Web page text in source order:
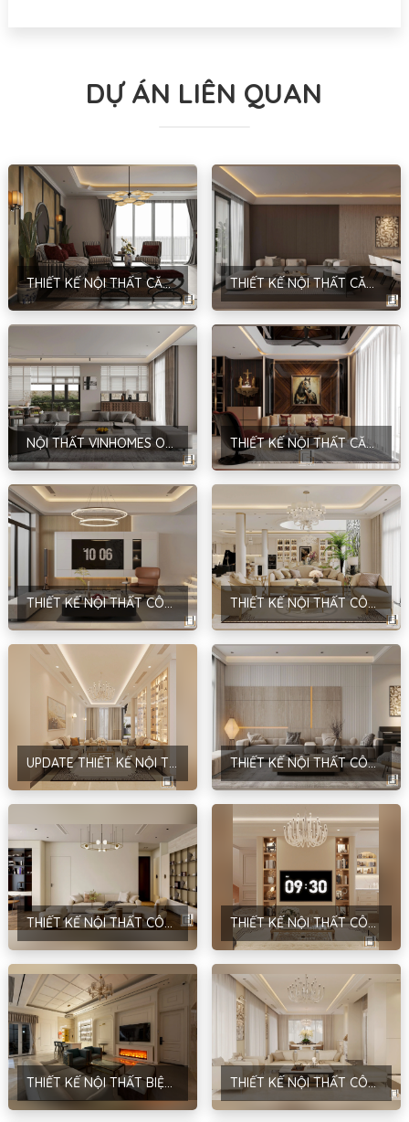
DỰ ÁN LIÊN QUAN
THIẾT KẾ NỘI THẤT CĂN HỘ CHUNG CƯ – PHONG CÁCH INDOCHINE – HÀ NỘI THIẾT KẾ NỘI THẤT CĂN HỘ – HIỆN ĐẠI – HẢI DƯƠNG – ANH QUANG
NỘI THẤT VINHOMES OCEAN PARK – HIỆN ĐẠI – HƯNG YÊN THIẾT KẾ NỘI THẤT CĂN HỘ CT2-15.06 – PHONG CÁCH MODERN LUXURY – ANH DŨNG – HÀ NỘI
THIẾT KẾ NỘI THẤT CÔNG TRÌNH NHÀ Ở GIA ĐÌNH – PHONG CÁCH HIỆN ĐẠI – ANH SƠN – HÀ NỘI THIẾT KẾ NỘI THẤT CÔNG TRÌNH PHÚC LỢI BUILDING – PHONG CÁCH NEOCLASSIC – CHỊ LINH – HÀ NỘI
UPDATE THIẾT KẾ NỘI THẤT CÔNG TRÌNH NHÀ Ở DÂN DỤNG – ANH HÙNG – CẦU GIẤY – HÀ NỘI THIẾT KẾ NỘI THẤT CÔNG TRÌNH NHÀ Ở DÂN DỤNG – PHONG CÁCH HIỆN ĐẠI – ANH ĐỨC – HÀ NỘI
THIẾT KẾ NỘI THẤT CÔNG TRÌNH NHÀ Ở DÂN DỤNG – PHONG CÁCH HIỆN ĐẠI – D’EL DORADO TÂY HỒ – HÀ NỘI THIẾT KẾ NỘI THẤT CÔNG TRÌNH NHÀ Ở DÂN DỤNG – PHONG CÁCH NEOCLASSIC – ANH HÙNG – HÀ NỘI
THIẾT KẾ NỘI THẤT BIỆT THỰ – PHONG CÁCH TÂN CỔ ĐIỂN – NHA TRANG THIẾT KẾ NỘI THẤT CÔNG TRÌNH PARK RIVER 167 – PHONG CÁCH HIỆN ĐẠI – ANH THẮNG – HƯNG YÊN